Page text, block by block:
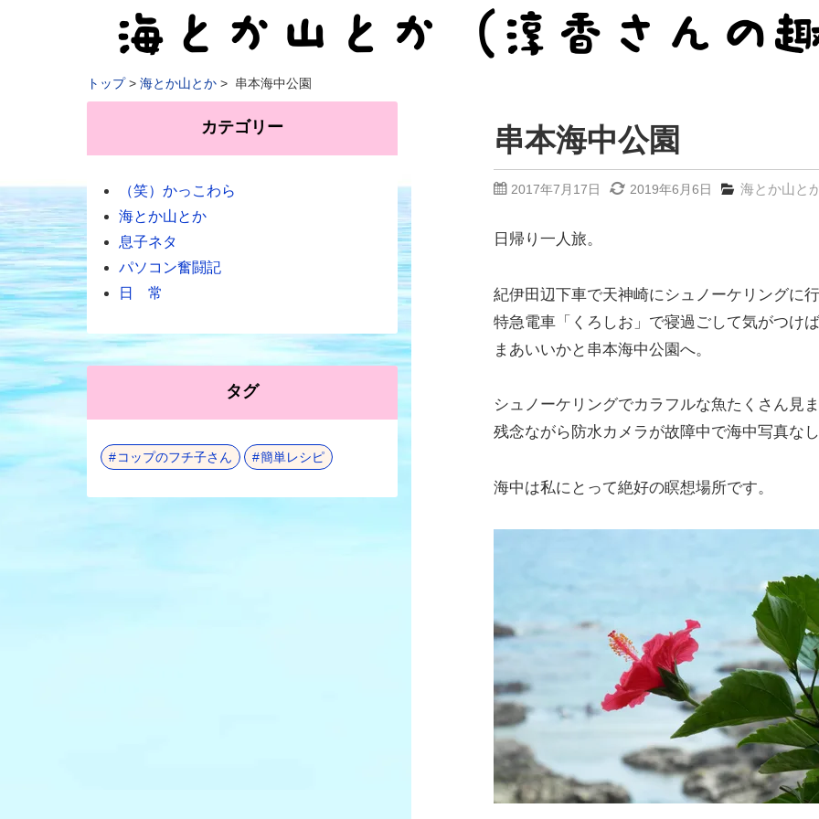
トップ 海とか山とか 串本海中公園
串本海中公園
2017年7月17日 2019年6月6日 海とか山と
日帰り一人旅。
紀伊田辺下車で天神崎にシュノーケリングに
特急電車「くろしお」で寝過ごして気がつけ
まあいいかと串本海中公園へ。
シュノーケリングでカラフルな魚たくさん見
残念ながら防水カメラが故障中で海中写真な
海中は私にとって絶好の瞑想場所です。
カテゴリー
（笑）かっこわら
海とか山とか
息子ネタ
パソコン奮闘記
日 常
タグ
コップのフチ子さん 簡単レシピ